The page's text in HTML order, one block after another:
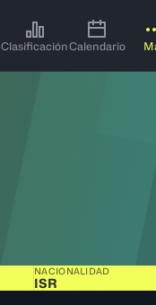
ClasificaciónCalendario
NACIONALIDAD
ISR